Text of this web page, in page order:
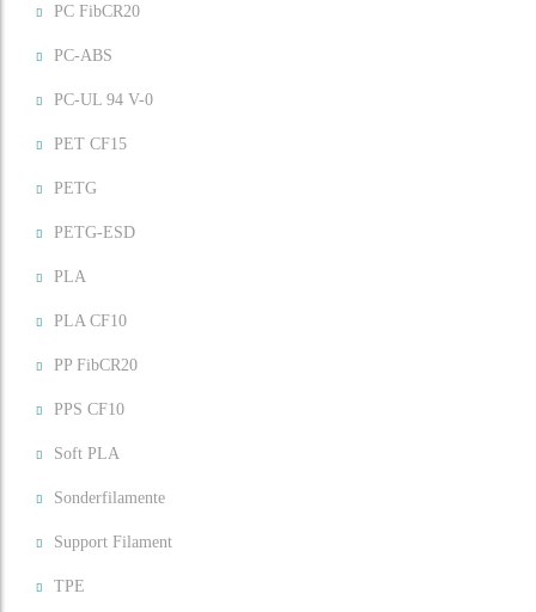
PC FibCR20
PC-ABS
PC-UL 94 V-0
PET CF15
PETG
PETG-ESD
PLA
PLA CF10
PP FibCR20
PPS CF10
Soft PLA
Sonderfilamente
Support Filament
TPE